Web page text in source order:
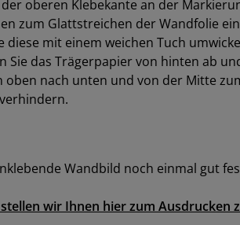
oberen Klebekante an der
zum Glattstreichen der Wandfolie
diese mit einem weichen Tuch
Sie das Trägerpapier von hinten ab
nach unten und von der Mitte
Wandbild noch einmal gut
wir Ihnen hier zum Ausdrucken